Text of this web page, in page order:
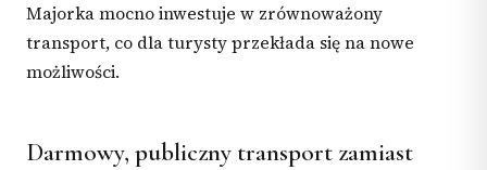
Majorka mocno inwestuje w zrównoważony
transport, co dla turysty przekłada się na nowe
możliwości.
Darmowy, publiczny transport zamiast